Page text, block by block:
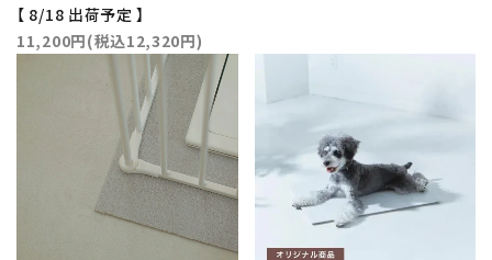
【 8/18 出荷予定 】
11,200円(税込12,320円)